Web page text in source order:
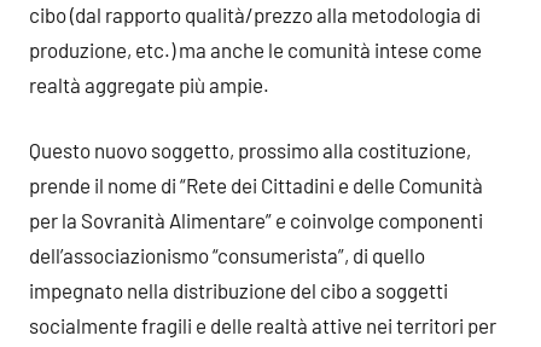
cibo (dal rapporto qualità/prezzo alla metodologia di
produzione, etc.) ma anche le comunità intese come
realtà aggregate più ampie.
Questo nuovo soggetto, prossimo alla costituzione,
prende il nome di “Rete dei Cittadini e delle Comunità
per la Sovranità Alimentare” e coinvolge componenti
dell’associazionismo “consumerista”, di quello
impegnato nella distribuzione del cibo a soggetti
socialmente fragili e delle realtà attive nei territori per